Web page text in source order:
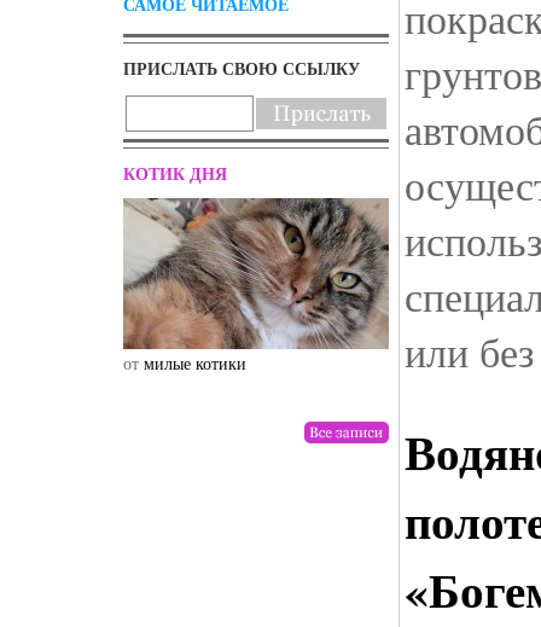
ПРИСЛАТЬ СВОЮ ССЫЛКУ
КОТИК ДНЯ
от милые котики от drunktwi
или